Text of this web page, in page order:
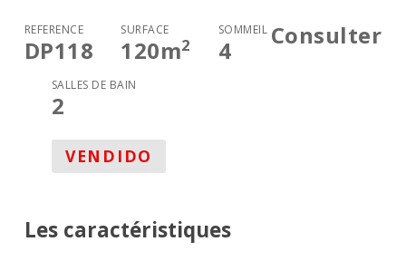
Consulter
RÉFÉRENCE
DP118
SURFACE
120m2
SOMMEIL
4
SALLES DE BAIN
2
VENDIDO
Les caractéristiques